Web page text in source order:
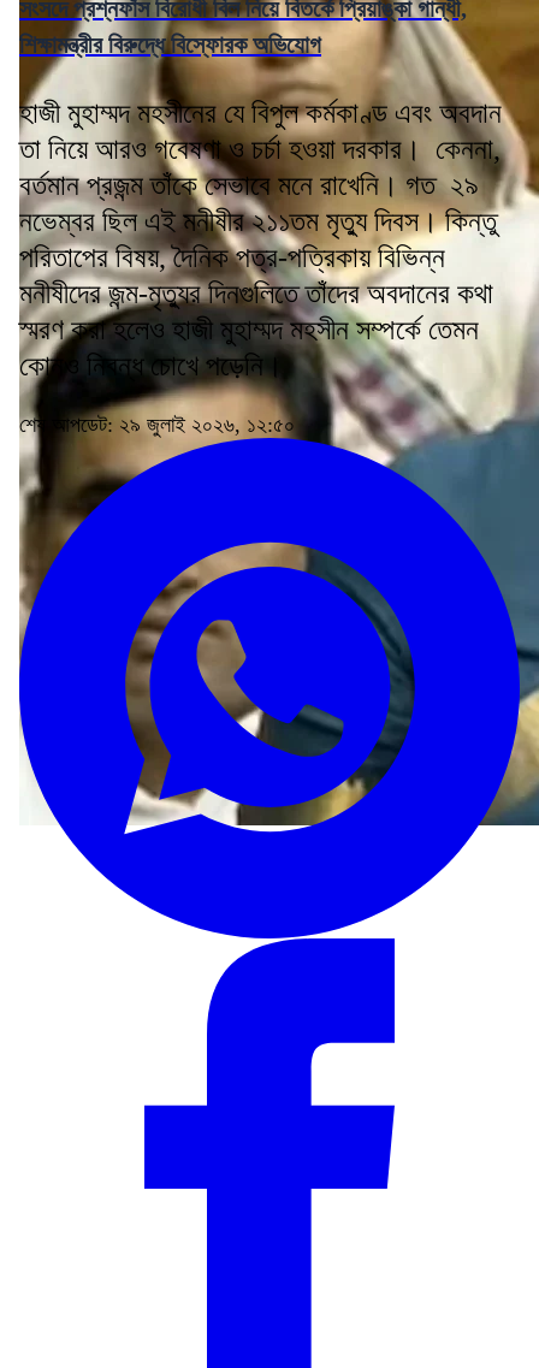
সংসদে প্রশ্নফাঁস বিরোধী বিল নিয়ে বিতর্কে প্রিয়াঙ্কা গান্ধী,
শিক্ষামন্ত্রীর বিরুদ্ধে বিস্ফোরক অভিযোগ
হাজী মুহাম্মদ মহসীনের যে বিপুল কর্মকাণ্ড এবং অবদান
তা নিয়ে আরও গবেষণা ও চর্চা হওয়া দরকার। কেননা,
বর্তমান প্রজন্ম তাঁকে সেভাবে মনে রাখেনি। গত ২৯
নভেম্বর ছিল এই মনীষীর ২১১তম মৃত্যু দিবস। কিন্তু
পরিতাপের বিষয়, দৈনিক পত্র-পত্রিকায় বিভিন্ন
মনীষীদের জন্ম-মৃত্যুর দিনগুলিতে তাঁদের অবদানের কথা
স্মরণ করা হলেও হাজী মুহাম্মদ মহসীন সম্পর্কে তেমন
কোনও নিবন্ধ চোখে পড়েনি।
শেষ আপডেট: ২৯ জুলাই ২০২৬, ১২:৫০